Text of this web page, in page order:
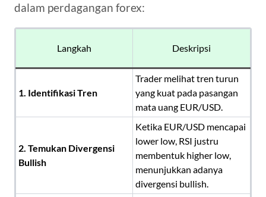
dalam perdagangan forex:
Langkah Deskripsi
1. Identifikasi Tren
Trader melihat tren turun
yang kuat pada pasangan
mata uang EUR/USD.
2. Temukan Divergensi
Bullish
Ketika EUR/USD mencapai
lower low, RSI justru
membentuk higher low,
menunjukkan adanya
divergensi bullish.